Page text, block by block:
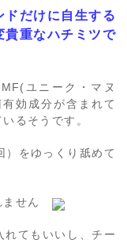
ドだけに自生する
貴重なハチミツで
ユニーク・マヌ
効成分が含まれて
るそうです。
をゆっくり舐めて
ません
れてもいいし、チー